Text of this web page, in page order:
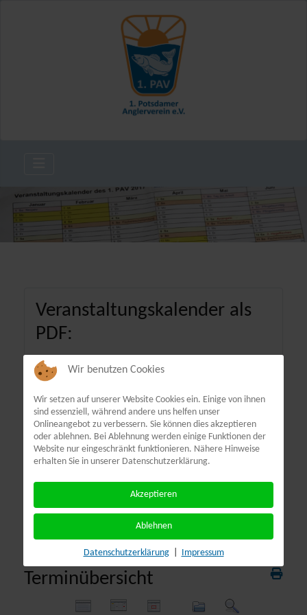
Veranstaltungskalender als
PDF:
Terminübersicht
Wir benutzen Cookies
Wir setzen auf unserer Website Cookies ein. Einige von ihnen
sind essenziell, während andere uns helfen unser
Onlineangebot zu verbessern. Sie können dies akzeptieren
oder ablehnen. Bei Ablehnung werden einige Funktionen der
Website nur eingeschränkt funktionieren. Nähere Hinweise
erhalten Sie in unserer Datenschutzerklärung.
Akzeptieren
Ablehnen
Datenschutzerklärung Impressum